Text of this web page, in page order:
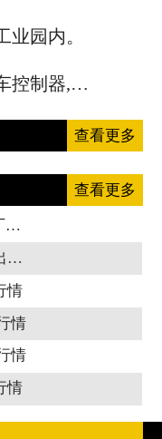
园内。
车控制器,…
查看更多
查看更多
4月26日山东地区甲醇企业出厂报价下调
2022年4月19日山东地区甲醇出厂报价
情
情
情
情